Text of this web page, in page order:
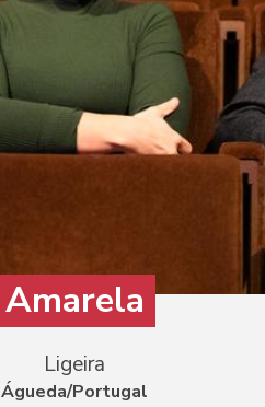
Amarela
Ligeira
Águeda/Portugal